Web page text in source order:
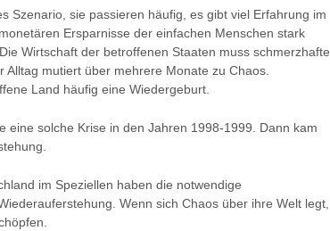
Szenario, sie passieren häufig, es gibt viel Erfahrung im
Ersparnisse der einfachen Menschen stark
Wirtschaft der betroffenen Staaten muss schmerzhafte
mutiert über mehrere Monate zu Chaos.
Land häufig eine Wiedergeburt.
eine solche Krise in den Jahren 1998-1999. Dann kam
im Speziellen haben die notwendige
Wenn sich Chaos über ihre Welt legt,